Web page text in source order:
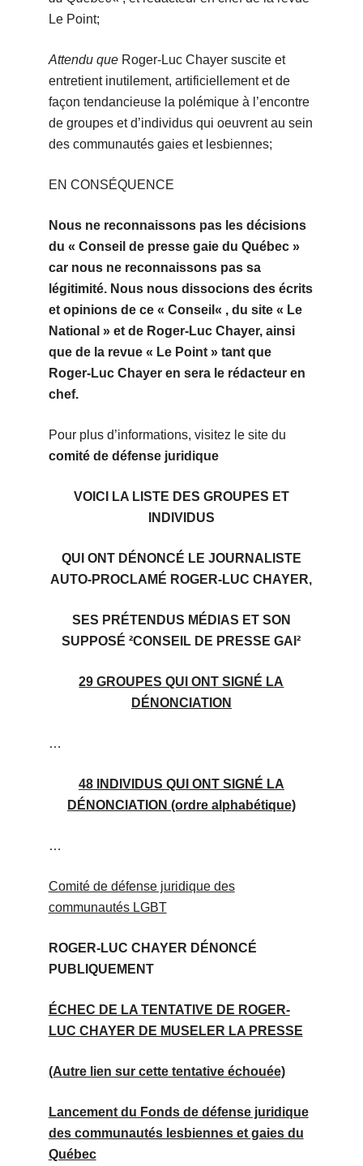
Le Point;
Attendu queRoger-Luc Chayer suscite et
entretient inutilement, artificiellement et de
façon tendancieuse la polémique à l’encontre
de groupes et d’individus qui oeuvrent au sein
des communautés gaies et lesbiennes;
EN CONSÉQUENCE
Nous ne reconnaissons pas les décisions
du « Conseil de presse gaie du Québec»
car nous ne reconnaissons pas sa
légitimité. Nous nous dissocions des écrits
et opinions de ce « Conseil « , du site « Le
National » et de Roger-Luc Chayer, ainsi
que de la revue « Le Point» tant que
Roger-Luc Chayer en sera le rédacteur en
chef.
Pour plus d’informations, visitez le site du
comité de défense juridique
VOICI LA LISTE DES GROUPES ET
INDIVIDUS
QUI ONT DÉNONCÉ LE JOURNALISTE
AUTO-PROCLAMÉ ROGER-LUC CHAYER,
SES PRÉTENDUS MÉDIAS ET SON
SUPPOSÉ²CONSEIL DE PRESSE GAI²
29 GROUPES QUI ONT SIGNÉ LA
DÉNONCIATION
…
48 INDIVIDUS QUI ONT SIGNÉ LA
DÉNONCIATION (ordre alphabétique)
…
Comité de défense juridique des
communautés LGBT
ROGER-LUC CHAYER DÉNONCÉ
PUBLIQUEMENT
ÉCHEC DE LA TENTATIVE DE ROGER-
LUC CHAYER DE MUSELER LA PRESSE
(Autre lien sur cette tentative échouée)
Lancement du Fonds de défense juridique
des communautés lesbiennes et gaies du
Québec